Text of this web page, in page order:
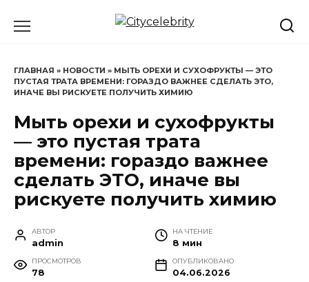
ГЛАВНАЯ » НОВОСТИ » МЫТЬ ОРЕХИ И СУХОФРУКТЫ — ЭТО
ПУСТАЯ ТРАТА ВРЕМЕНИ: ГОРАЗДО ВАЖНЕЕ СДЕЛАТЬ ЭТО,
ИНАЧЕ ВЫ РИСКУЕТЕ ПОЛУЧИТЬ ХИМИЮ
Мыть орехи и сухофрукты
— это пустая трата
времени: гораздо важнее
сделать ЭТО, иначе вы
рискуете получить химию
АВТОР
admin
НА ЧТЕНИЕ
8 мин
ПРОСМОТРОВ
78
ОПУБЛИКОВАНО
04.06.2026